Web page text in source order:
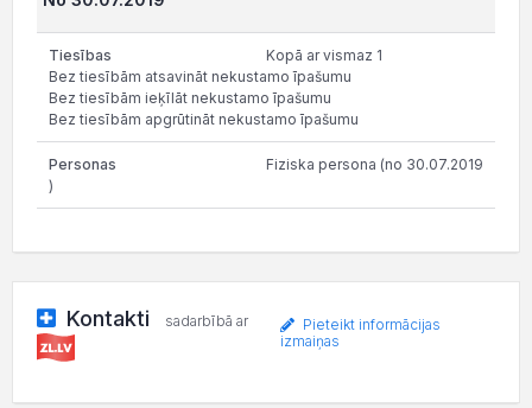
Kopā ar vismaz 1
Bez tiesībām atsavināt nekustamo īpašumu
Bez tiesībām ieķīlāt nekustamo īpašumu
Bez tiesībām apgrūtināt nekustamo īpašumu
Fiziska persona (no 30.07.2019
)
Kontakti sadarbībā ar
Pieteikt informācijas
izmaiņas